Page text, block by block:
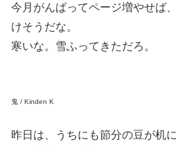
今月がんばってページ増やせば
けそうだな。
寒いな。雪ふってきただろ。
鬼 / Kinden K
昨日は、うちにも節分の豆が机